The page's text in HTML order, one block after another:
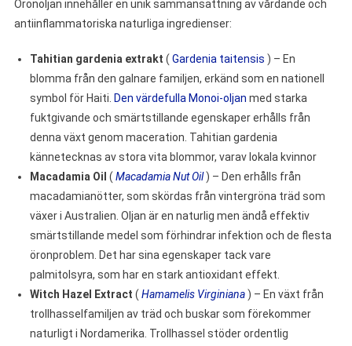
Öronoljan innehåller en unik sammansättning av vårdande och
antiinflammatoriska naturliga ingredienser:
Tahitian gardenia extrakt ( Gardenia taitensis ) – En
blomma från den galnare familjen, erkänd som en nationell
symbol för Haiti. Den värdefulla Monoi-oljan med starka
fuktgivande och smärtstillande egenskaper erhålls från
denna växt genom maceration. Tahitian gardenia
kännetecknas av stora vita blommor, varav lokala kvinnor
Macadamia Oil ( Macadamia Nut Oil) – Den erhålls från
macadamianötter, som skördas från vintergröna träd som
växer i Australien. Oljan är en naturlig men ändå effektiv
smärtstillande medel som förhindrar infektion och de flesta
öronproblem. Det har sina egenskaper tack vare
palmitolsyra, som har en stark antioxidant effekt.
Witch Hazel Extract ( Hamamelis Virginiana) – En växt från
trollhasselfamiljen av träd och buskar som förekommer
naturligt i Nordamerika. Trollhassel stöder ordentlig